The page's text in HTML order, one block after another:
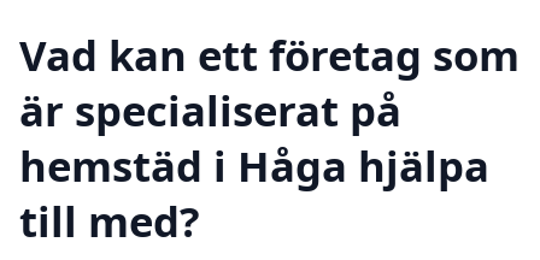
Vad kan ett företag som
är specialiserat på
hemstäd i Håga hjälpa
till med?